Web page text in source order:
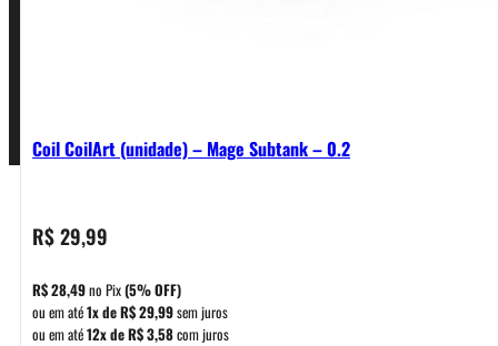
Coil CoilArt (unidade) – Mage Subtank – 0.2
R$29,99
R$28,49no Pix(5% OFF)
ou em até1x deR$29,99sem juros
ou em até12x deR$3,58com juros